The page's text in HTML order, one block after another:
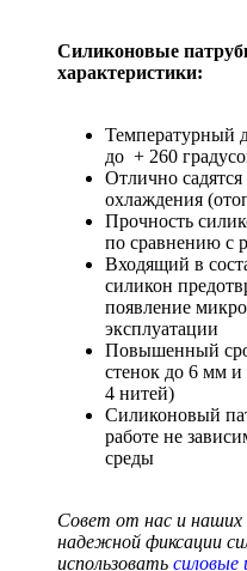
Силиконовые
характеристики:
Температурный
до + 260
Отлично
охлаждения
Прочность
по сравнению с
Входящий в
силикон
появление
эксплуатации
Повышенный
стенок до 6 мм и
4 нитей)
Силиконовый
работе не
среды
Совет от нас и наших
надежной фиксации
использовать